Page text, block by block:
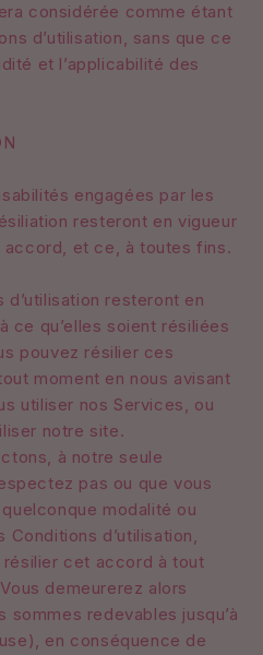
considérée comme étant
d’utilisation, sans que ce
et l’applicabilité des
engagées par les
resteront en vigueur
et ce, à toutes fins.
resteront en
ce qu’elles soient résiliées
pouvez résilier ces
moment en nous avisant
utiliser nos Services, ou
notre site.
à notre seule
pas ou que vous
modalité ou
d’utilisation,
résilier cet accord à tout
demeurerez alors
redevables jusqu’à
en conséquence de